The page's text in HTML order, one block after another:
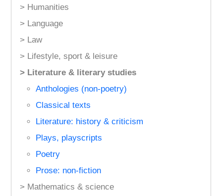
> Humanities
> Language
> Law
> Lifestyle, sport & leisure
> Literature & literary studies
Anthologies (non-poetry)
Classical texts
Literature: history & criticism
Plays, playscripts
Poetry
Prose: non-fiction
> Mathematics & science